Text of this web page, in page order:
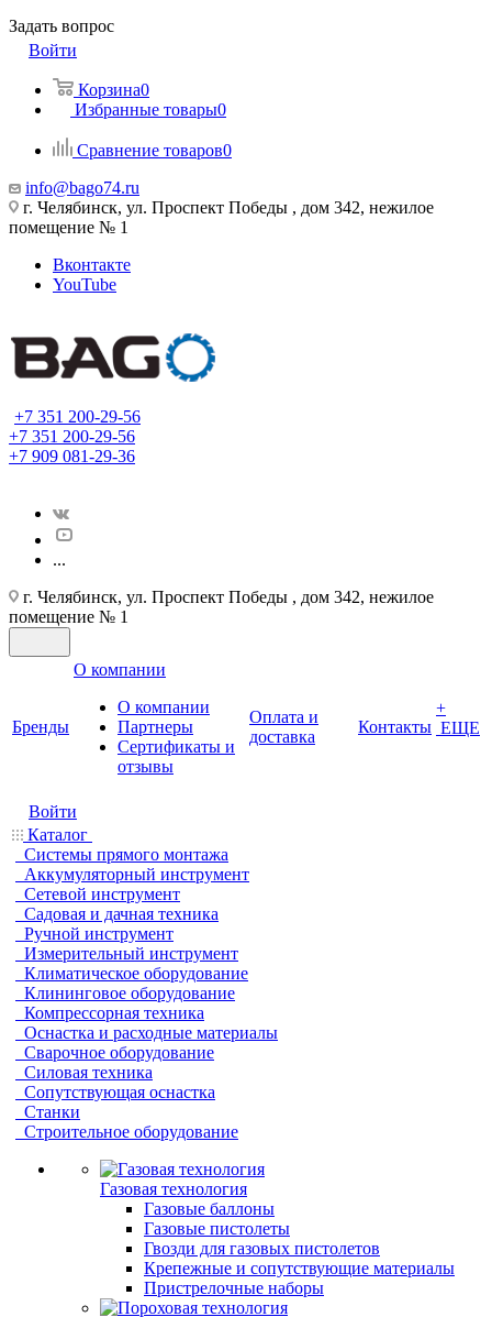
Задать вопрос
Войти
Корзина0
Избранные товары0
Сравнение товаров0
info@bago74.ru
г. Челябинск, ул. Проспект Победы , дом 342, нежилое
помещение № 1
Вконтакте
YouTube
+7 351 200-29-56
+7 351 200-29-56
+7 909 081-29-36
...
г. Челябинск, ул. Проспект Победы , дом 342, нежилое
помещение № 1
Бренды
О компании
О компании
Партнеры
Cертификаты и
отзывы
Оплата и
доставка
Контакты
+
ЕЩЕ
Войти
Каталог
Системы прямого монтажа
Аккумуляторный инструмент
Сетевой инструмент
Садовая и дачная техника
Ручной инструмент
Измерительный инструмент
Климатическое оборудование
Клининговое оборудование
Компрессорная техника
Оснастка и расходные материалы
Сварочное оборудование
Силовая техника
Сопутствующая оснастка
Станки
Строительное оборудование
Газовая технология
Газовые баллоны
Газовые пистолеты
Гвозди для газовых пистолетов
Крепежные и сопутствующие материалы
Пристрелочные наборы